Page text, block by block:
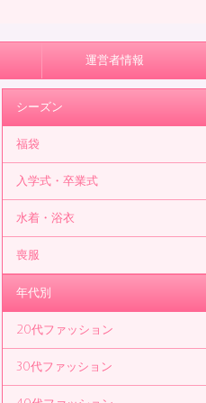
運営者情報
シーズン
福袋
入学式・卒業式
水着・浴衣
喪服
年代別
20代ファッション
30代ファッション